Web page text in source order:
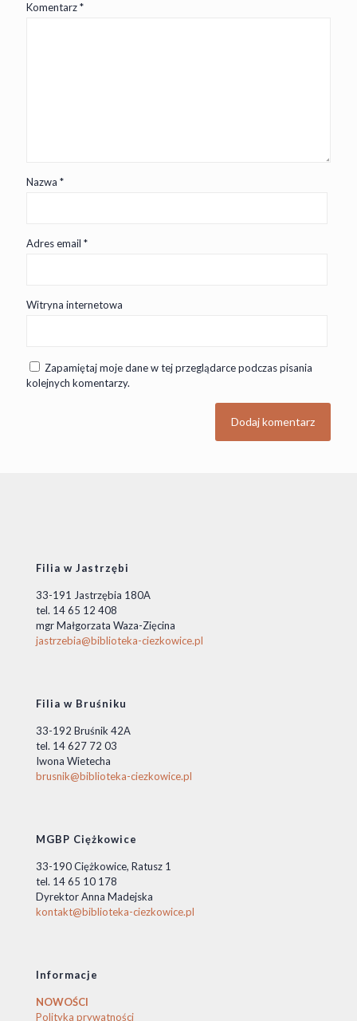
Komentarz*
Nazwa *
Adres email *
Witryna internetowa
Zapamiętaj moje dane w tej przeglądarce podczas pisania
kolejnych komentarzy.
Filia w Jastrzębi
33-191 Jastrzębia 180A
tel. 14 65 12 408
mgr Małgorzata Waza-Zięcina
jastrzebia@biblioteka-ciezkowice.pl
Filia w Bruśniku
33-192 Bruśnik 42A
tel. 14 627 72 03
Iwona Wietecha
brusnik@biblioteka-ciezkowice.pl
MGBP Ciężkowice
33-190 Ciężkowice, Ratusz 1
tel. 14 65 10 178
Dyrektor Anna Madejska
kontakt@biblioteka-ciezkowice.pl
Informacje
NOWOŚCI
Polityka prywatności